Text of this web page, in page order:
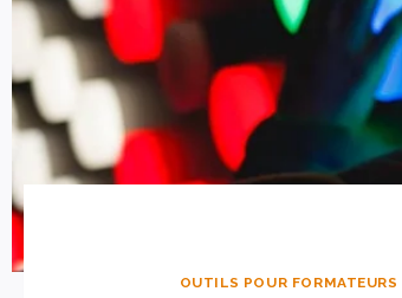
OUTILS POUR FORMATEURS